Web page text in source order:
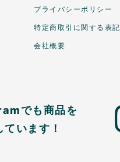
プライバシーポリシー
特定商取引に関する表記
会社概要
でも商品を
ています！